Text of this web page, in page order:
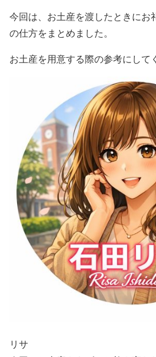
今回は、お土産を渡したときにお
の仕方をまとめました。
お土産を用意する際の参考にして
リサ